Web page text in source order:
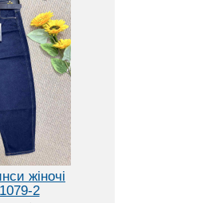
жіночі
2